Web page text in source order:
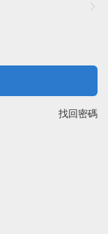
找回密碼